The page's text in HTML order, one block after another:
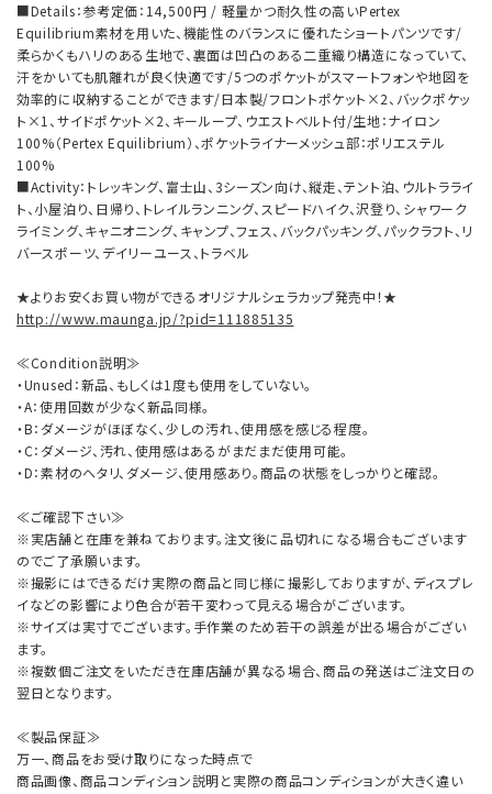
■Details：参考定価：14,500円 / 軽量かつ耐久性の高いPertex
Equilibrium素材を用いた、機能性のバランスに優れたショートパンツです/
柔らかくもハリのある生地で、裏面は凹凸のある二重織り構造になっていて、
汗をかいても肌離れが良く快適です/5つのポケットがスマートフォンや地図を
効率的に収納することができます/日本製/フロントポケット×2、バックポケッ
ト×1、サイドポケット×2、キーループ、ウエストベルト付/生地：ナイロン
100%（Pertex Equilibrium）、ポケットライナーメッシュ部：ポリエステル
100%
■Activity：トレッキング、富士山、3シーズン向け、縦走、テント泊、ウルトラライ
ト、小屋泊り、日帰り、トレイルランニング、スピードハイク、沢登り、シャワーク
ライミング、キャニオニング、キャンプ、フェス、バックパッキング、パックラフト、リ
バースポーツ、デイリーユース、トラベル
★よりお安くお買い物ができるオリジナルシェラカップ発売中！★
http://www.maunga.jp/?pid=111885135
≪Condition説明≫
・Unused：新品、もしくは1度も使用をしていない。
・A：使用回数が少なく新品同様。
・B：ダメージがほぼなく、少しの汚れ、使用感を感じる程度。
・C：ダメージ、汚れ、使用感はあるがまだまだ使用可能。
・D：素材のヘタリ、ダメージ、使用感あり。商品の状態をしっかりと確認。
≪ご確認下さい≫
※実店舗と在庫を兼ねております。注文後に品切れになる場合もございます
のでご了承願います。
※撮影にはできるだけ実際の商品と同じ様に撮影しておりますが、ディスプレ
イなどの影響により色合が若干変わって見える場合がございます。
※サイズは実寸でございます。手作業のため若干の誤差が出る場合がござい
ます。
※複数個ご注文をいただき在庫店舗が異なる場合、商品の発送はご注文日の
翌日となります。
≪製品保証≫
万一、商品をお受け取りになった時点で
商品画像、商品コンディション説明と実際の商品コンディションが大きく違い